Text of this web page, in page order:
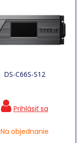
DS-C66S-S12
Na objednanie